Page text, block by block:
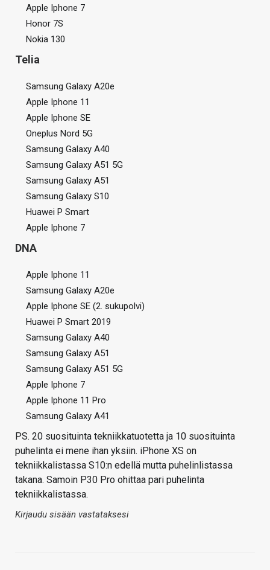
Apple Iphone 7
Honor 7S
Nokia 130
Telia
Samsung Galaxy A20e
Apple Iphone 11
Apple Iphone SE
Oneplus Nord 5G
Samsung Galaxy A40
Samsung Galaxy A51 5G
Samsung Galaxy A51
Samsung Galaxy S10
Huawei P Smart
Apple Iphone 7
DNA
Apple Iphone 11
Samsung Galaxy A20e
Apple Iphone SE (2. sukupolvi)
Huawei P Smart 2019
Samsung Galaxy A40
Samsung Galaxy A51
Samsung Galaxy A51 5G
Apple Iphone 7
Apple Iphone 11 Pro
Samsung Galaxy A41
PS. 20 suosituinta tekniikkatuotetta ja 10 suosituinta
puhelinta ei mene ihan yksiin. iPhone XS on
tekniikkalistassa S10:n edellä mutta puhelinlistassa
takana. Samoin P30 Pro ohittaa pari puhelinta
tekniikkalistassa.
Kirjaudu sisään vastataksesi